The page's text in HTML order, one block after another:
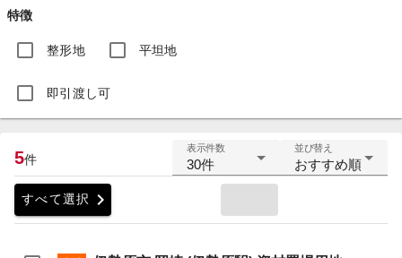
特徴
整形地 平坦地
即引渡し可
5件
表示件数
30件
並び替え
おすすめ順
すべて選択 chevron_right